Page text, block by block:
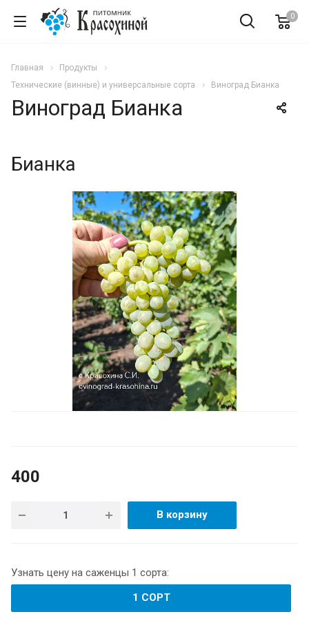
0
Главная
Продукты
Технические (винные) и универсальные сорта
Виноград Бианка
Виноград Бианка
Бианка
400
В корзину
Узнать цену на саженцы 1 сорта:
1 СОРТ